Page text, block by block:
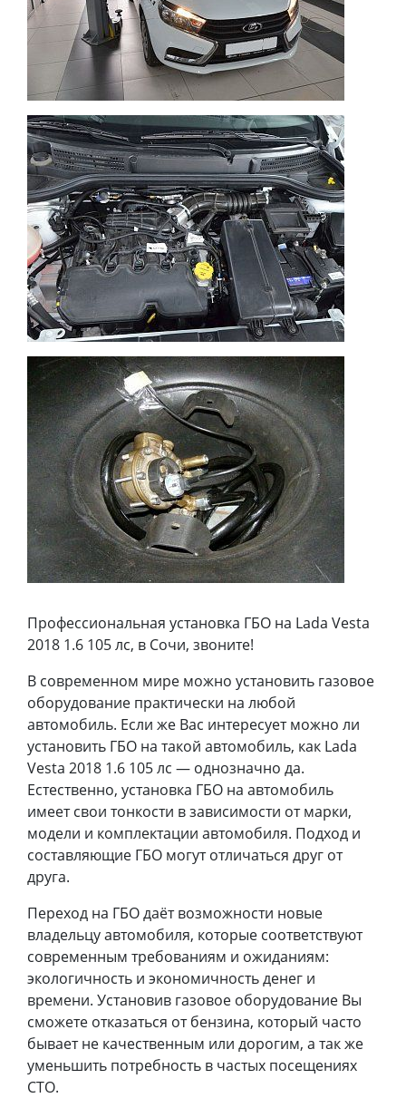
Профессиональная установка ГБО на Lada Vesta
2018 1.6 105 лс, в Сочи, звоните!
В современном мире можно установить газовое
оборудование практически на любой
автомобиль. Если же Вас интересует можно ли
установить ГБО на такой автомобиль, как Lada
Vesta 2018 1.6 105 лс — однозначно да.
Естественно, установка ГБО на автомобиль
имеет свои тонкости в зависимости от марки,
модели и комплектации автомобиля. Подход и
составляющие ГБО могут отличаться друг от
друга.
Переход на ГБО даёт возможности новые
владельцу автомобиля, которые соответствуют
современным требованиям и ожиданиям:
экологичность и экономичность денег и
времени. Установив газовое оборудование Вы
сможете отказаться от бензина, который часто
бывает не качественным или дорогим, а так же
уменьшить потребность в частых посещениях
СТО.